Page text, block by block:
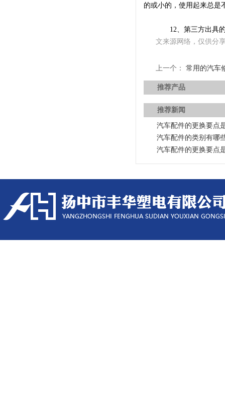
的或小的，使用起来总是
12、第三方出具的
文来源网络，仅供分
上一个： 常用的汽车
推荐产品
推荐新闻
汽车配件的更换要点
汽车配件的类别有哪
汽车配件的更换要点